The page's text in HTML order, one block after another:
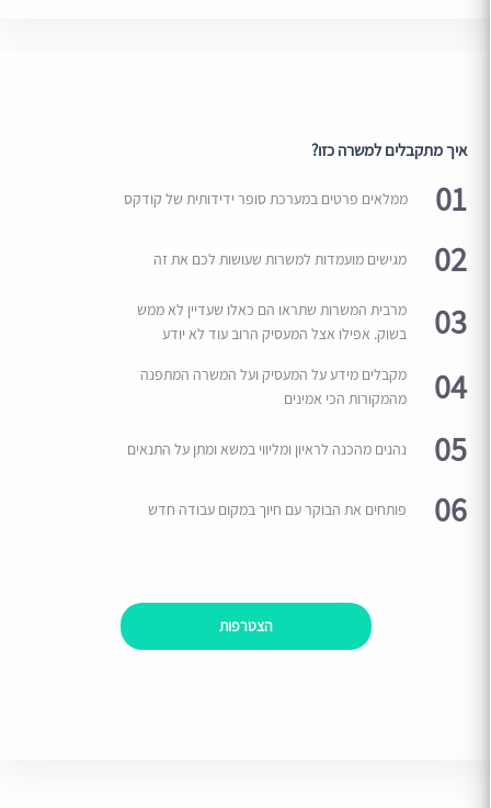
איך מתקבלים למשרה כזו?
01 ממלאים פרטים במערכת סופר ידידותית של קודקס
02 מגישים מועמדות למשרות שעושות לכם את זה
03
מרבית המשרות שתראו הם כאלו שעדיין לא ממש
בשוק. אפילו אצל המעסיק הרוב עוד לא יודע
04
מקבלים מידע על המעסיק ועל המשרה המתפנה
מהמקורות הכי אמינים
05 נהנים מהכנה לראיון ומליווי במשא ומתן על התנאים
06 פותחים את הבוקר עם חיוך במקום עבודה חדש
הצטרפות